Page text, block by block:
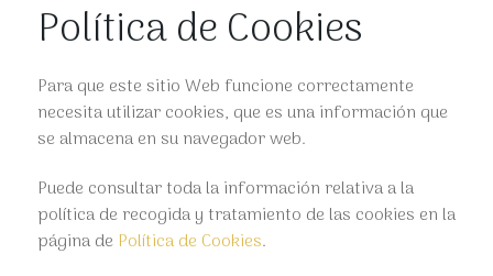
Política de Cookies
Para que este sitio Web funcione correctamente
necesita utilizar cookies, que es una información que
se almacena en su navegador web.
Puede consultar toda la información relativa a la
política de recogida y tratamiento de las cookies en la
página dePolítica de Cookies.